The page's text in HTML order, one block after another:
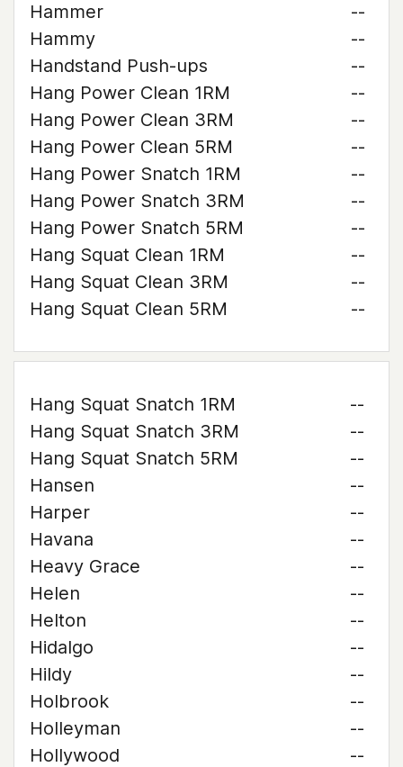
Hammer
--
Hammy
--
Handstand Push-ups
--
Hang Power Clean 1RM
--
Hang Power Clean 3RM
--
Hang Power Clean 5RM
--
Hang Power Snatch 1RM
--
Hang Power Snatch 3RM
--
Hang Power Snatch 5RM
--
Hang Squat Clean 1RM
--
Hang Squat Clean 3RM
--
Hang Squat Clean 5RM
--
Hang Squat Snatch 1RM
--
Hang Squat Snatch 3RM
--
Hang Squat Snatch 5RM
--
Hansen
--
Harper
--
Havana
--
Heavy Grace
--
Helen
--
Helton
--
Hidalgo
--
Hildy
--
Holbrook
--
Holleyman
--
Hollywood
--